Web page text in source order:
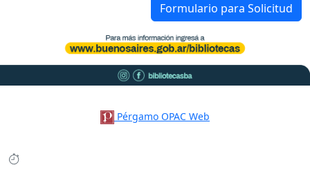
Formulario para Solicitud
Pérgamo OPAC Web